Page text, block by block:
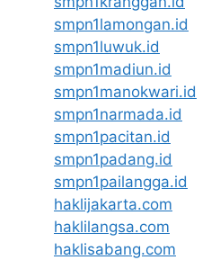
smpn1lamongan.id
smpn1luwuk.id
smpn1madiun.id
smpn1manokwari.id
smpn1narmada.id
smpn1pacitan.id
smpn1padang.id
smpn1pailangga.id
haklijakarta.com
haklilangsa.com
haklisabang.com